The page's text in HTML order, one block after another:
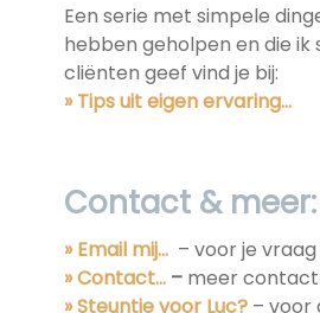
Een serie met simpele
hebben geholpen en die ik
cliënten geef vind je bij:
» Tips uit eigen ervaring…
Contact & meer:
» Email mij… – voor je
» Contact…–meer
» Steuntje voor Luc?– voor